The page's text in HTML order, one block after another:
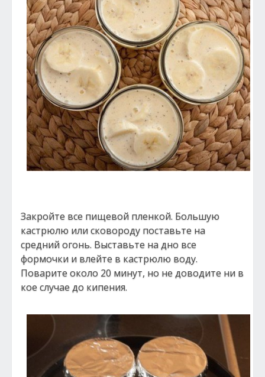
Закройте все пищевой пленкой. Большую
кастрюлю или сковороду поставьте на
средний огонь. Выставьте на дно все
формочки и влейте в кастрюлю воду.
Поварите около 20 минут, но не доводите ни в
кое случае до кипения.